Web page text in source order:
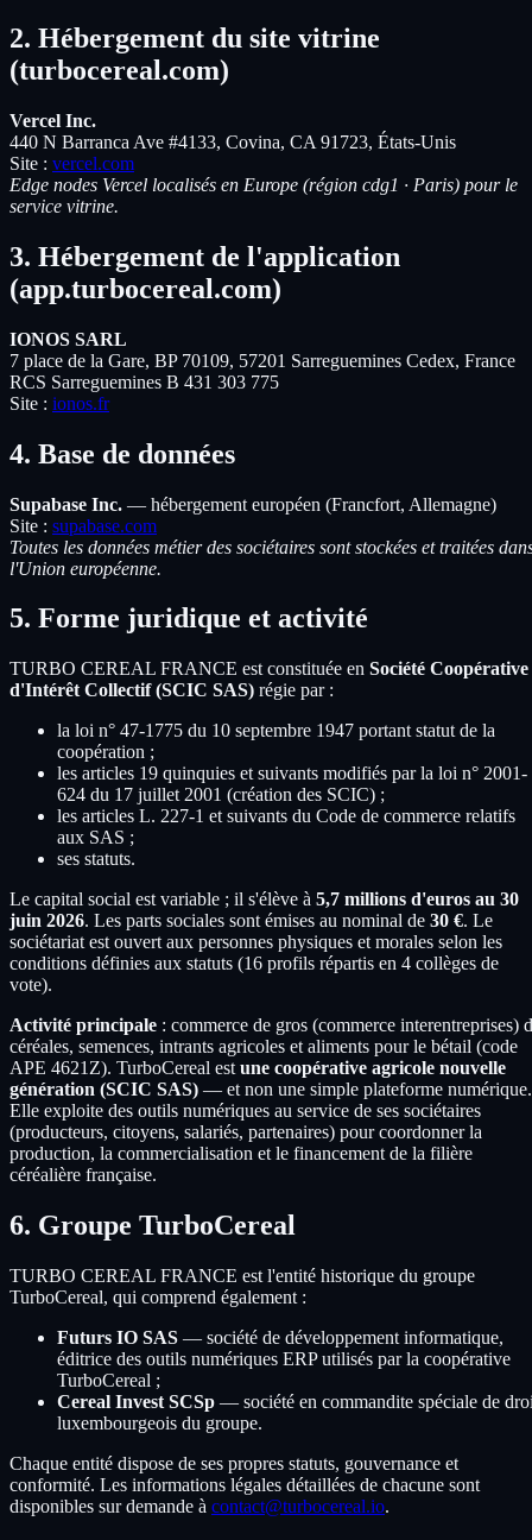
2. Hébergement du site vitrine
(turbocereal.com)
Vercel Inc.
440 N Barranca Ave #4133, Covina, CA 91723, États-Unis
Site : vercel.com
Edge nodes Vercel localisés en Europe (région cdg1 · Paris) pour le
service vitrine.
3. Hébergement de l'application
(app.turbocereal.com)
IONOS SARL
7 place de la Gare, BP 70109, 57201 Sarreguemines Cedex, France
RCS Sarreguemines B 431 303 775
Site : ionos.fr
4. Base de données
Supabase Inc. — hébergement européen (Francfort, Allemagne)
Site : supabase.com
Toutes les données métier des sociétaires sont stockées et traitées
l'Union européenne.
5. Forme juridique et activité
TURBO CEREAL FRANCE est constituée en Société Coopérative
d'Intérêt Collectif (SCIC SAS) régie par :
la loi n° 47-1775 du 10 septembre 1947 portant statut de la
coopération ;
les articles 19 quinquies et suivants modifiés par la loi n° 2001-
624 du 17 juillet 2001 (création des SCIC) ;
les articles L. 227-1 et suivants du Code de commerce relatifs
aux SAS ;
ses statuts.
Le capital social est variable ; il s'élève à 5,7 millions d'euros au 30
juin 2026. Les parts sociales sont émises au nominal de 30 €. Le
sociétariat est ouvert aux personnes physiques et morales selon les
conditions définies aux statuts (16 profils répartis en 4 collèges de
vote).
Activité principale : commerce de gros (commerce interentreprises)
céréales, semences, intrants agricoles et aliments pour le bétail (code
APE 4621Z). TurboCereal est une coopérative agricole nouvelle
génération (SCIC SAS) — et non une simple plateforme numérique.
Elle exploite des outils numériques au service de ses sociétaires
(producteurs, citoyens, salariés, partenaires) pour coordonner la
production, la commercialisation et le financement de la filière
céréalière française.
6. Groupe TurboCereal
TURBO CEREAL FRANCE est l'entité historique du groupe
TurboCereal, qui comprend également :
Futurs IO SAS — société de développement informatique,
éditrice des outils numériques ERP utilisés par la coopérative
TurboCereal ;
Cereal Invest SCSp — société en commandite spéciale de
luxembourgeois du groupe.
Chaque entité dispose de ses propres statuts, gouvernance et
conformité. Les informations légales détaillées de chacune sont
disponibles sur demande à contact@turbocereal.io.